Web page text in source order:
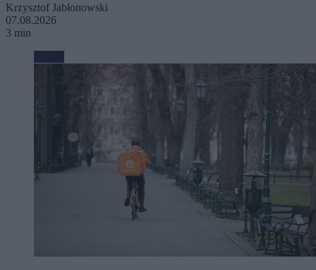
Krzysztof Jabłonowski
07.08.2026
3 min
Biznes